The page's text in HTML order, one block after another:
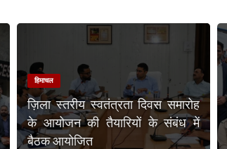
हिमाचल
ज़िला स्तरीय स्वतंत्रता दिवस समारोह
के आयोजन की तैयारियों के संबंध में
बैठक आयोजित